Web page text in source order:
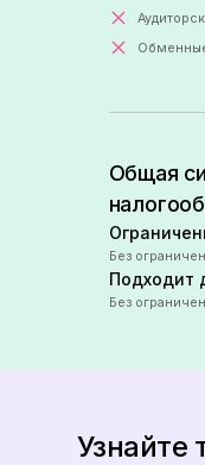
Общая
Без
Подходит
Без
Узнайте